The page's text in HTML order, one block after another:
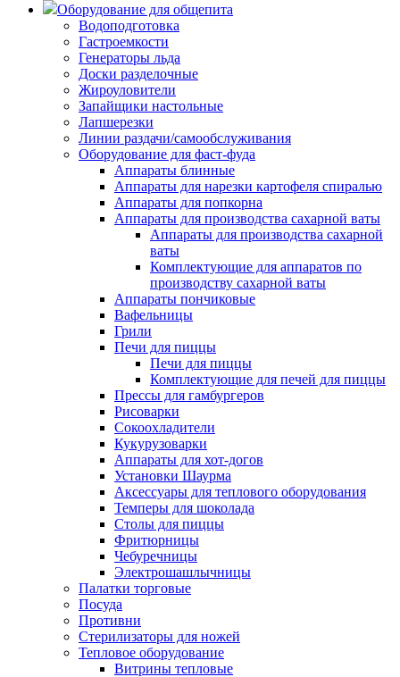
Оборудование для общепита
Водоподготовка
Гастроемкости
Генераторы льда
Доски разделочные
Жироуловители
Запайщики настольные
Лапшерезки
Линии раздачи/самообслуживания
Оборудование для фаст-фуда
Аппараты блинные
Аппараты для нарезки картофеля спиралью
Аппараты для попкорна
Аппараты для производства сахарной ваты
Аппараты для производства сахарной
ваты
Комплектующие для аппаратов по
производству сахарной ваты
Аппараты пончиковые
Вафельницы
Грили
Печи для пиццы
Печи для пиццы
Комплектующие для печей для пиццы
Прессы для гамбургеров
Рисоварки
Сокоохладители
Кукурузоварки
Аппараты для хот-догов
Установки Шаурма
Аксессуары для теплового оборудования
Темперы для шоколада
Столы для пиццы
Фритюрницы
Чебуречницы
Электрошашлычницы
Палатки торговые
Посуда
Противни
Стерилизаторы для ножей
Тепловое оборудование
Витрины тепловые